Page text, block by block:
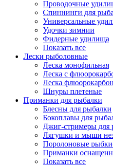
Проводочные
Спиннинги для
Универсальные
Удочки зимнии
Фидерные удилища
Показать все
Лески рыболовные
Леска монофильная
Леска с
Леска
Шнуры плетеные
Приманки для рыбалки
Блесны для рыбалки
Бокоплавы для
Джиг-стримеры для
Лягушки и мыши
Поролоновые
Приманки
Показать все